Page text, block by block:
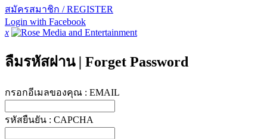
สมัครสมาชิก / REGISTER
Login with Facebook
x
ลืมรหัสผ่าน | Forget Password
กรอกอีเมลของคุณ : EMAIL
รหัสยืนยัน : CAPCHA